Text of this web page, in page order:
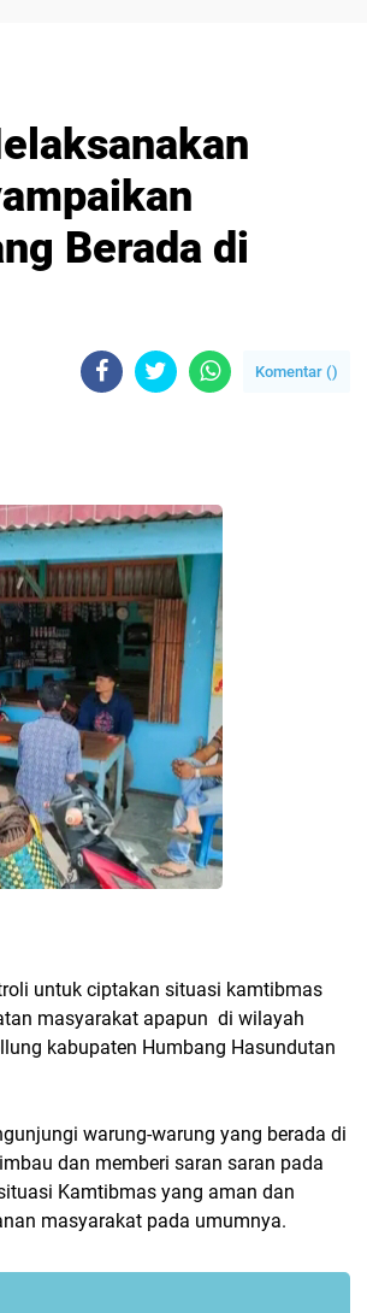
Berada di
Komentar ()
untuk ciptakan situasi kamtibmas
masyarakat apapun di wilayah
kabupaten Humbang Hasundutan
warung-warung yang berada di
dan memberi saran saran pada
Kamtibmas yang aman dan
masyarakat pada umumnya.